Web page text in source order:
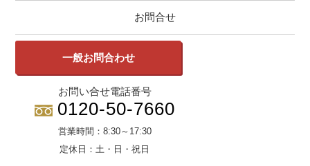
お問合せ
一般お問合わせ
お問い合せ電話番号
0120-50-7660
営業時間： 8:30～17:30
定休日：土・日・祝日